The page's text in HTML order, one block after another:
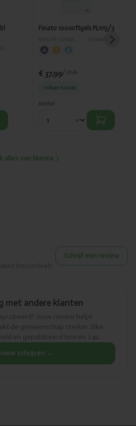
Finato 100softgels PL1113/3
VITAMINES EN SUPPLEMENTEN
€ 37,99/ stuk
-10%per 6 stuks
Aantal
alles van Marma
Schrijf een review
met andere klanten
Jouw review helpt
de gemeenschap sterker. Elke
en gepubliceerd binnen 24u.
schrijven →